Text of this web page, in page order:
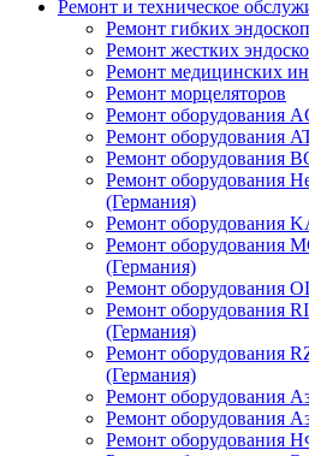
Ремонт и техническое
Ремонт гибких
Ремонт жестких
Ремонт медицинских
Ремонт морцеляторов
Ремонт оборудования
Ремонт оборудования
Ремонт оборудования
Ремонт оборудования
(Германия)
Ремонт оборудования
Ремонт оборудования
(Германия)
Ремонт оборудования
Ремонт оборудования
(Германия)
Ремонт оборудования
(Германия)
Ремонт оборудования
Ремонт оборудования
Ремонт оборудования